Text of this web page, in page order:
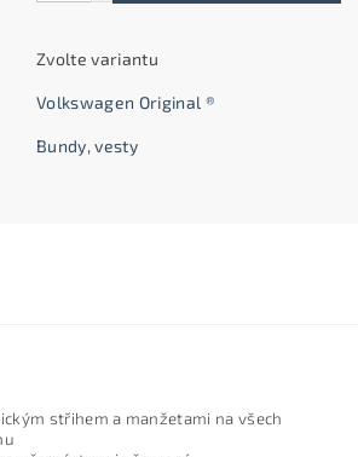
Zvolte variantu
Volkswagen Original ®
Bundy, vesty
střihem a manžetami na všech